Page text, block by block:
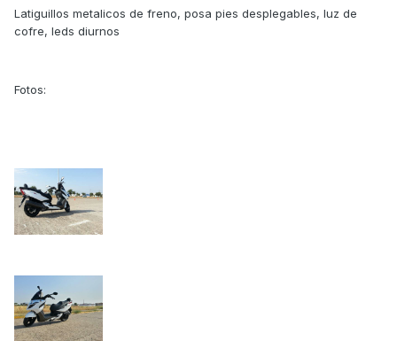
Latiguillos metalicos de freno, posa pies desplegables, luz de
cofre, leds diurnos
Fotos: